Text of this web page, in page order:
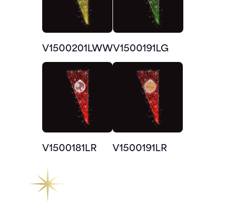
V1500201LWWV1500191LG
V1500181LR V1500191LR